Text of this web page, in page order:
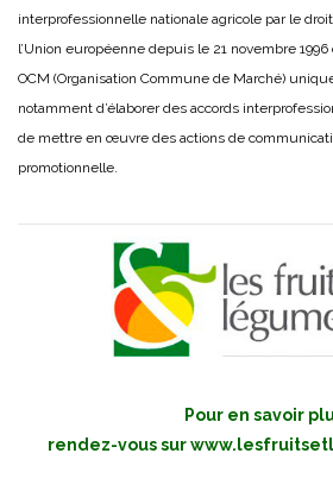
interprofessionnelle nationale agricole par le
l’Union européenne depuis le 21 novembre 1996
OCM (Organisation Commune de Marché)
notamment d’élaborer des accords
de mettre en œuvre des actions de
promotionnelle.
Pour en savoir
rendez-vous sur